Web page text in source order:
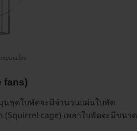
มุนเหวี่ยง
fans)
ชุดใบพัดจะมีจำนวนแผ่นใบพัด
cage) เพลาใบพัดจะมีขนาด